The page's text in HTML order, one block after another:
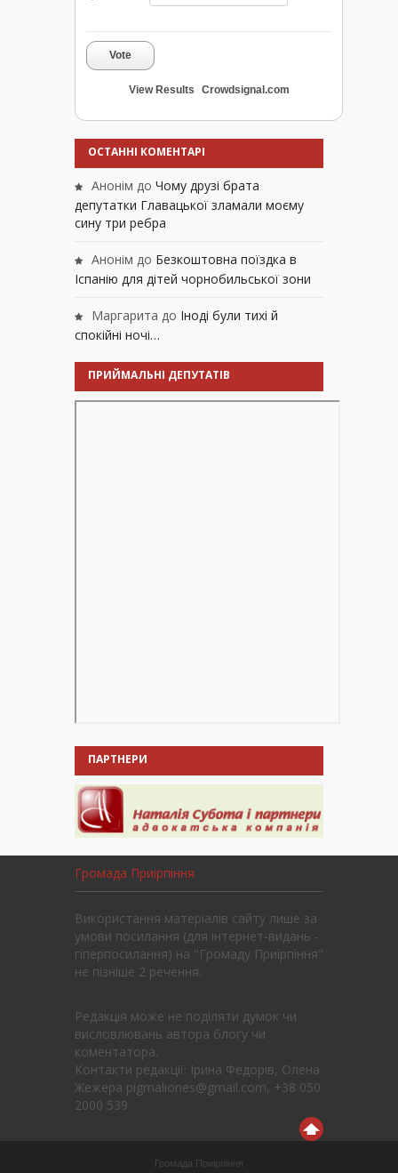
Vote
View Results Crowdsignal.com
ОСТАННІ КОМЕНТАРІ
Анонім до Чому друзі брата
депутатки Главацької зламали моєму
сину три ребра
Анонім до Безкоштовна поїздка в
Іспанію для дітей чорнобильської зони
Маргарита до Іноді були тихі й
спокійні ночі…
ПРИЙМАЛЬНІ ДЕПУТАТІВ
ПАРТНЕРИ
Громада Приірпіння
Використання матеріалів сайту лише за
умови посилання (для інтернет-видань -
гіперпосилання) на "Громаду Приірпіння"
не пізніше 2 речення.
Редакція може не поділяти думок чи
висловлювань автора блогу чи
коментатора.
Контакти редакції: Ірина Федорів, Олена
Жежера pigmaliones@gmail.com, +38 050
2000 539
Громада Приірпіння